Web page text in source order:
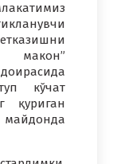
макон”
кўчат
қуриган